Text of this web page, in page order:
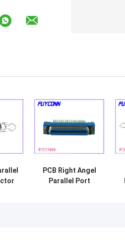
PCB Right Angel
Parallel Port